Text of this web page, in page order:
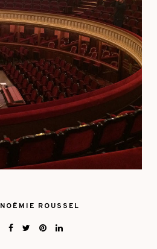
NOËMIE ROUSSEL